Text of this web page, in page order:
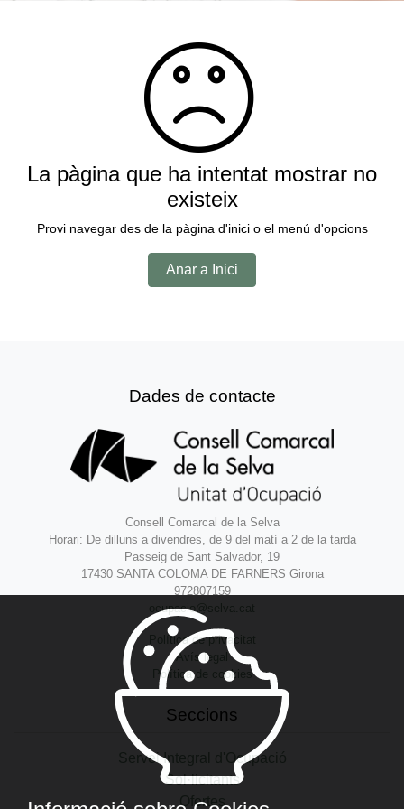
La pàgina que ha intentat mostrar no
existeix
Provi navegar des de la pàgina d'inici o el menú d'opcions
Anar a Inici
Dades de contacte
Consell Comarcal de la Selva
Horari: De dilluns a divendres, de 9 del matí a 2 de la tarda
Passeig de Sant Salvador, 19
17430 SANTA COLOMA DE FARNERS Girona
972807159
ocupacio@selva.cat
Política de privacitat
Avís legal
Política de cookies
Seccions
Servei Integral d'Ocupació
Sol·licitants
Ofertes